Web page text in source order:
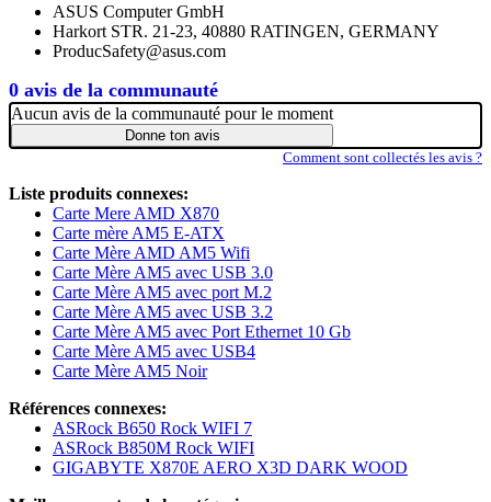
0 avis de la communauté
ASUS Computer GmbH
Harkort STR. 21-23, 40880 RATINGEN, GERMANY
ProducSafety@asus.com
Aucun avis de la communauté pour le moment
Donne ton avis
Comment sont collectés les avis ?
Liste produits connexes:
Carte Mere AMD X870
Carte mère AM5 E-ATX
Carte Mère AMD AM5 Wifi
Carte Mère AM5 avec USB 3.0
Carte Mère AM5 avec port M.2
Carte Mère AM5 avec USB 3.2
Carte Mère AM5 avec Port Ethernet 10 Gb
Carte Mère AM5 avec USB4
Carte Mère AM5 Noir
Références connexes:
ASRock B650 Rock WIFI 7
ASRock B850M Rock WIFI
GIGABYTE X870E AERO X3D DARK WOOD